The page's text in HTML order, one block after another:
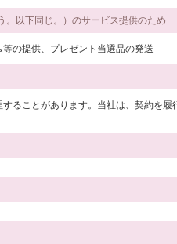
。以下同じ。）のサービス提供のため
の提供、プレゼント当選品の発送
ることがあります。当社は、契約を